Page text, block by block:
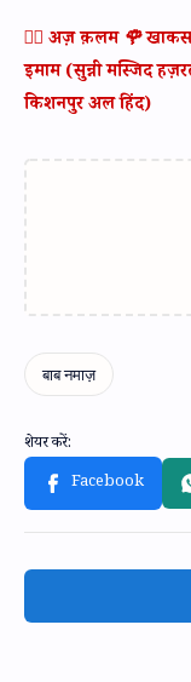
✍🏻 अज़ क़लम 🌹
इमाम (सुन्नी मस्जिद
किशनपुर अल हिंद)